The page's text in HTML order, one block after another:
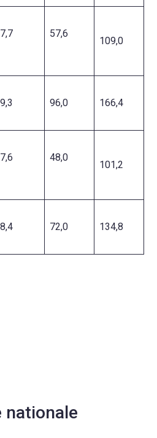
7,7 57,6
109,0
9,3 96,0 166,4
7,6 48,0
101,2
8,4 72,0 134,8
nationale